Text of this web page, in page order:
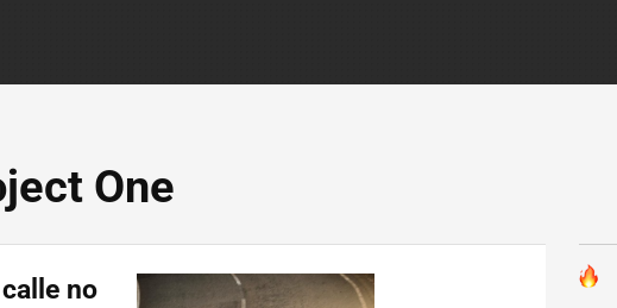
One
no